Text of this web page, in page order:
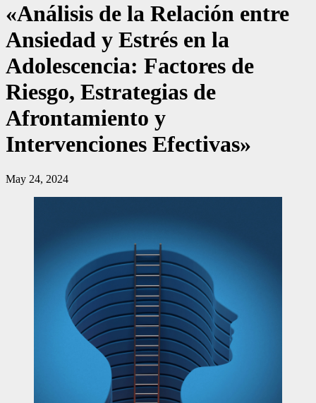
«Análisis de la Relación entre
Ansiedad y Estrés en la
Adolescencia: Factores de
Riesgo, Estrategias de
Afrontamiento y
Intervenciones Efectivas»
May 24, 2024